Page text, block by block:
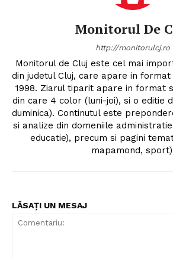
Monitorul De
http://monitorulcj.ro
Monitorul de Cluj este cel mai
din judetul Cluj, care apare in
1998. Ziarul tiparit apare in format
din care 4 color (luni-joi), si o editie
duminica). Continutul este
si analize din domeniile
educatie), precum si pagini
mapamond,
LĂSAȚI UN MESAJ